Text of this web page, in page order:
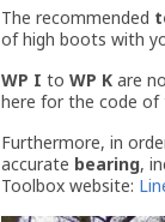
The recommended
of high boots with
WP I to WP K are
here for the code of
Furthermore, in
accurate bearing,
Toolbox website: